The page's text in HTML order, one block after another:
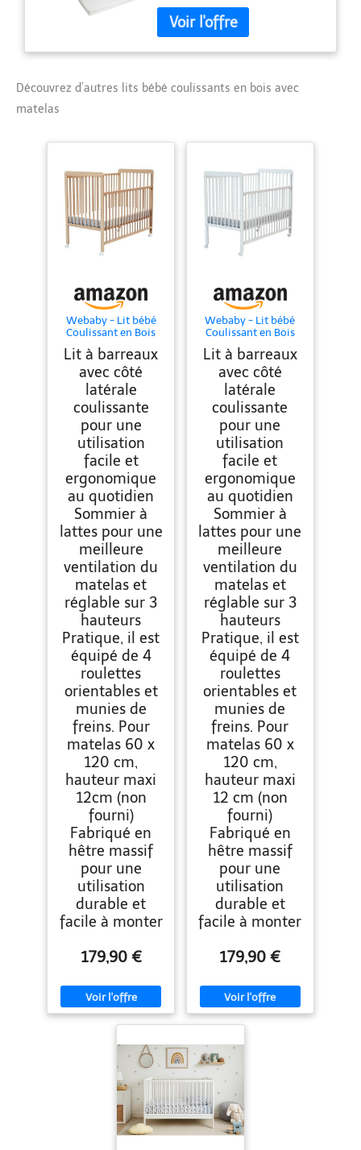
Blanc 60 x 120 cm
Découvrez d’autres lits bébé coulissants en bois avec
matelas
Webaby - Lit bébé
Coulissant en Bois
Verni| Sommier
réglable 3 hauteurs
|4 Roues
multidirectionnelles
avec Frein
Lit à barreaux
avec côté
latérale
coulissante
pour une
utilisation
facile et
ergonomique
au quotidien
Sommier à
lattes pour une
meilleure
ventilation du
matelas et
réglable sur 3
hauteurs
Pratique, il est
équipé de 4
roulettes
orientables et
munies de
freins. Pour
matelas 60 x
120 cm,
hauteur maxi
12cm (non
fourni)
Fabriqué en
hêtre massif
pour une
utilisation
durable et
facile à monter
179,90 €
Webaby - Lit bébé
Coulissant en Bois
Verni| Sommier
réglable 3 hauteurs
|4 Roues
multidirectionnelles
avec Frein
Lit à barreaux
avec côté
latérale
coulissante
pour une
utilisation
facile et
ergonomique
au quotidien
Sommier à
lattes pour une
meilleure
ventilation du
matelas et
réglable sur 3
hauteurs
Pratique, il est
équipé de 4
roulettes
orientables et
munies de
freins. Pour
matelas 60 x
120 cm,
hauteur maxi
12 cm (non
fourni)
Fabriqué en
hêtre massif
pour une
utilisation
durable et
facile à monter
179,90 €